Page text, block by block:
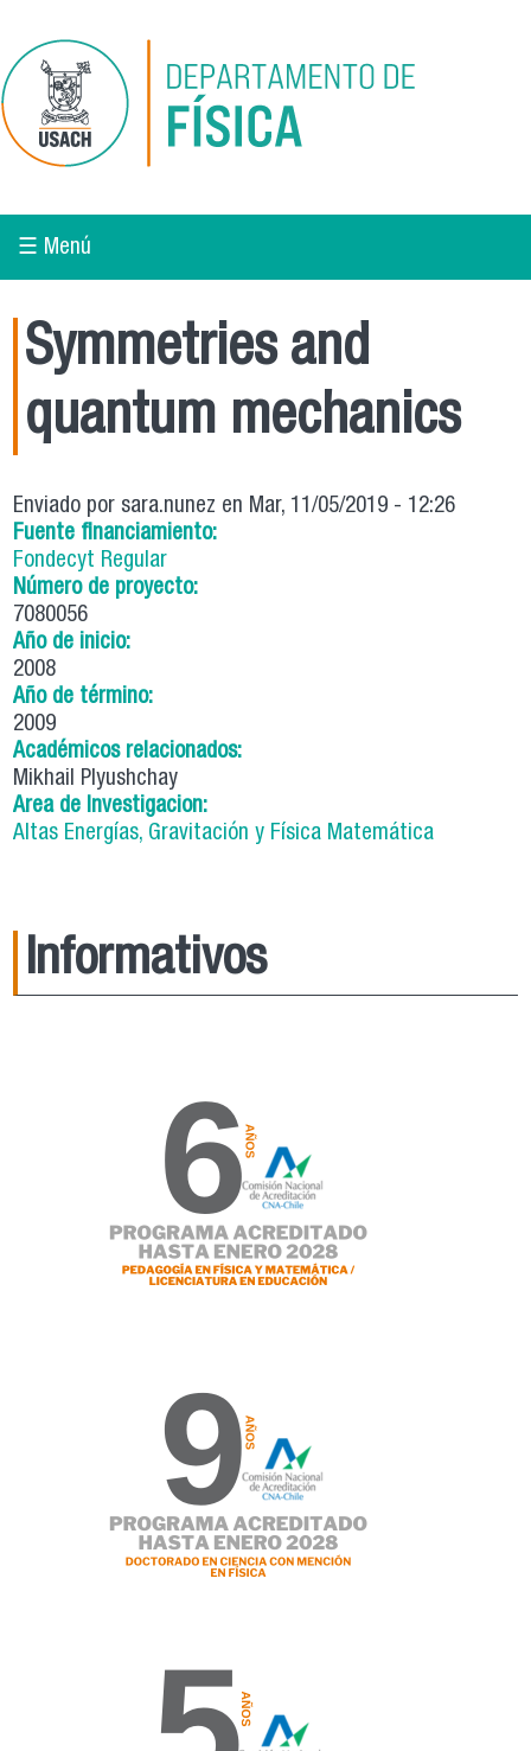
☰ Menú
Symmetries and
quantum mechanics
Enviado porsara.nunez en Mar, 11/05/2019 - 12:26
Fuente financiamiento:
Fondecyt Regular
Número de proyecto:
7080056
Año de inicio:
2008
Año de término:
2009
Académicos relacionados:
Mikhail Plyushchay
Area de Investigacion:
Altas Energías, Gravitación y Física Matemática
Informativos